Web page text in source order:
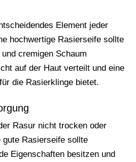
Element jeder
hochwertige Rasierseife sollte
cremigen Schaum
auf der Haut verteilt und eine
die Rasierklinge bietet.
Rasur nicht trocken oder
gute Rasierseife sollte
Eigenschaften besitzen und